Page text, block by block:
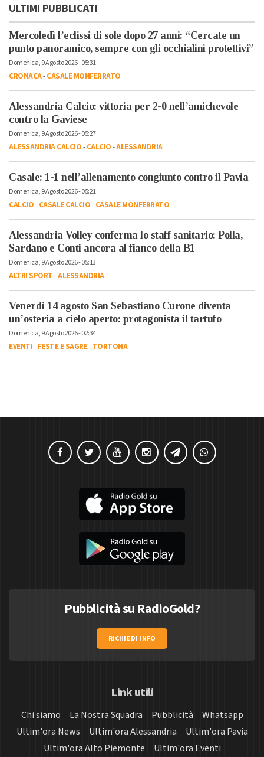
ULTIMI PUBBLICATI
Mercoledì l’eclissi di sole dopo 27 anni: “Cercate un
punto panoramico, sempre con gli occhialini protettivi”
Domenica, 9 Agosto 2026 - 05:31
CRONACA-CASALE MONFERRATO
Alessandria Calcio: vittoria per 2-0 nell’amichevole
contro la Gaviese
Domenica, 9 Agosto 2026 - 05:27
ALESSANDRIA CALCIO-CALCIO-ALESSANDRIA
Casale: 1-1 nell’allenamento congiunto contro il Pavia
Domenica, 9 Agosto 2026 - 05:21
CALCIO-CASALE CALCIO-CASALE MONFERRATO
Alessandria Volley conferma lo staff sanitario: Polla,
Sardano e Conti ancora al fianco della B1
Domenica, 9 Agosto 2026 - 05:13
ALTRI SPORT-ALESSANDRIA
Venerdì 14 agosto San Sebastiano Curone diventa
un’osteria a cielo aperto: protagonista il tartufo
Domenica, 9 Agosto 2026 - 02:34
EVENTI-FESTE E SAGRE-TORTONA
Pubblicità su RadioGold?
RICHIEDI INFO
Link utili
Chi siamo La Nostra Squadra Pubblicità
Whatsapp
Ultim'ora News
Ultim'ora Alessandria
Ultim'ora Pavia
Ultim'ora Alto Piemonte
Ultim'ora Eventi